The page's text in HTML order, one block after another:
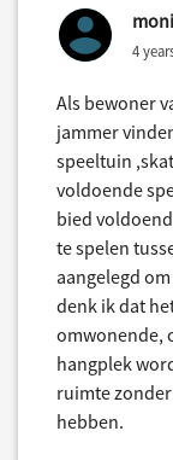
4
Als bewoner
jammer
speeltuin
voldoende
bied
te spelen
aangelegd
denk ik dat
omwonende,
hangplek
ruimte
hebben.